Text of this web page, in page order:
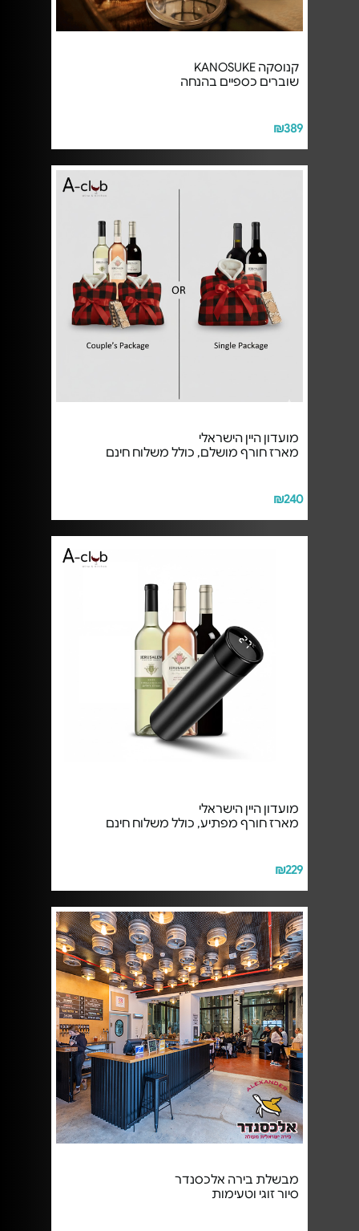
קנוסקה KANOSUKE
שוברים כספיים בהנחה
₪389
מועדון היין הישראלי
מארז חורף מושלם, כולל משלוח חינם
₪240
מועדון היין הישראלי
מארז חורף מפתיע, כולל משלוח חינם
₪229
מבשלת בירה אלכסנדר
סיור זוגי וטעימות